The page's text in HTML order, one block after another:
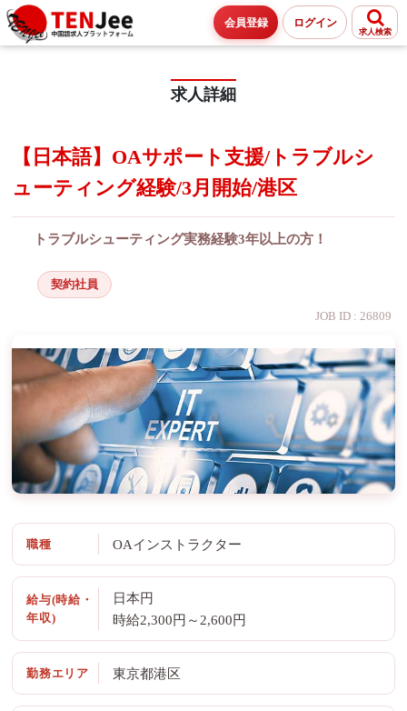
会員登録 ログイン
求人検索
求人詳細
【日本語】OAサポート支援/トラブルシ
ューティング経験/3月開始/港区
トラブルシューティング実務経験3年以上の方！
契約社員
JOB ID : 26809
職種 OAインストラクター
給与(時給・
年収)
日本円
時給2,300円～2,600円
勤務エリア 東京都港区